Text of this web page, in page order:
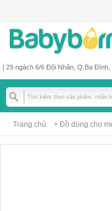
| 29 ngách 6/6 Đội Nhân, Q.Ba Đình,
Trang chủ Đồ dùng cho